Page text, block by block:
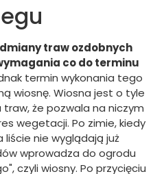
traw ozdobnych
co do terminu
termin wykonania tego
wiosnę. Wiosna jest o tyle
że pozwala na niczym
wegetacji. Po zimie, kiedy
liście nie wyglądają już
wprowadza do ogrodu
czyli wiosny. Po przycięciu